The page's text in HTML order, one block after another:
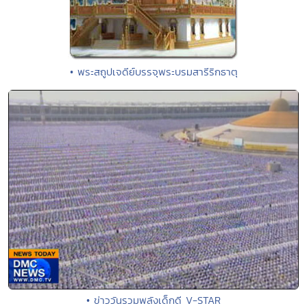
• พระสถูปเจดีย์บรรจุพระบรมสารีริกธาตุ
• ข่าววันรวมพลังเด็กดี V-STAR